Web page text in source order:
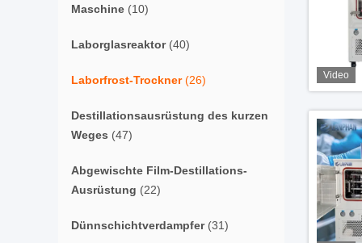
Maschine (10)
Laborglasreaktor(40)
Laborfrost-Trockner(26)
Destillationsausrüstung des kurzen
Weges (47)
Abgewischte Film-Destillations-
Ausrüstung (22)
Dünnschichtverdampfer(31)
Video